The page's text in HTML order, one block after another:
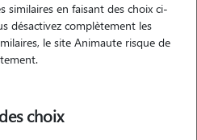
similaires en faisant des choix ci-
désactivez complètement les
le site Animaute risque de
choix